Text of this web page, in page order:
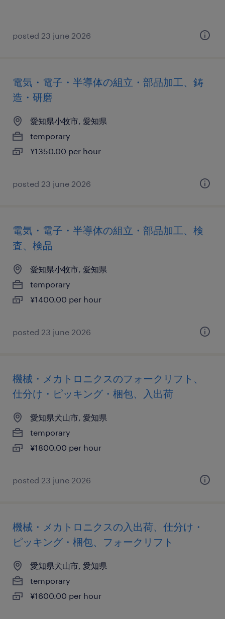
posted 23 june 2026
電気・電子・半導体の組立・部品加工、鋳
造・研磨
愛知県小牧市, 愛知県
temporary
¥1350.00 per hour
posted 23 june 2026
電気・電子・半導体の組立・部品加工、検
査、検品
愛知県小牧市, 愛知県
temporary
¥1400.00 per hour
posted 23 june 2026
機械・メカトロニクスのフォークリフト、
仕分け・ピッキング・梱包、入出荷
愛知県犬山市, 愛知県
temporary
¥1800.00 per hour
posted 23 june 2026
機械・メカトロニクスの入出荷、仕分け・
ピッキング・梱包、フォークリフト
愛知県犬山市, 愛知県
temporary
¥1600.00 per hour